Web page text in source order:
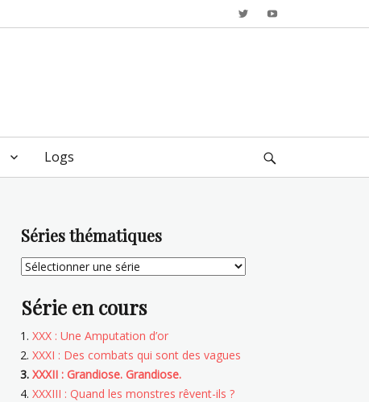
Twitter
Logs
Séries thématiques
Série en cours
XXX : Une Amputation d’or
XXXI : Des combats qui sont des vagues
XXXII : Grandiose. Grandiose.
XXXIII : Quand les monstres rêvent-ils ?